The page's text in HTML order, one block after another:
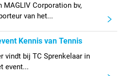
MAGLIV Corporation bv,
van het...
Kennis van Tennis
vindt bij TC Sprenkelaar in
event...